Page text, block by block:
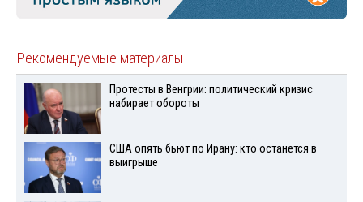
Рекомендуемые материалы
Протесты в Венгрии: политический кризис
набирает обороты
США опять бьют по Ирану: кто останется в
выигрыше